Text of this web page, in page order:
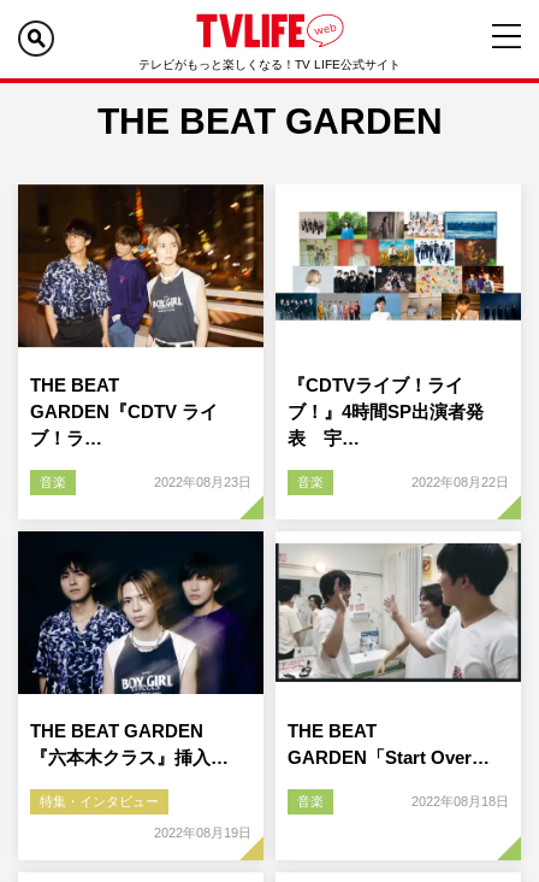
テレビがもっと楽しくなる！TV LIFE公式サイト
THE BEAT GARDEN
THE BEAT
GARDEN『CDTV ライ
ブ！ラ…
音楽 2022年08月23日
『CDTVライブ！ライ
ブ！』4時間SP出演者発
表 宇…
音楽 2022年08月22日
THE BEAT GARDEN
『六本木クラス』挿入…
特集・インタビュー
2022年08月19日
THE BEAT
GARDEN「Start Over…
音楽 2022年08月18日